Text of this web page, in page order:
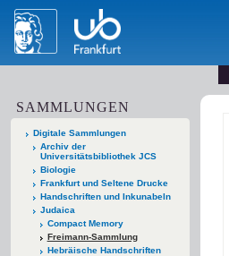
SAMMLUNGEN
Digitale Sammlungen
Archiv der
Universitätsbibliothek JCS
Biologie
Frankfurt und Seltene Drucke
Handschriften und Inkunabeln
Judaica
Compact Memory
Freimann-Sammlung
Hebräische Handschriften